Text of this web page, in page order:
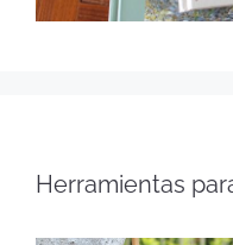
Herramientas